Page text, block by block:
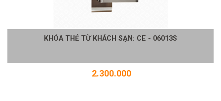
KHÓA THẺ TỪ KHÁCH SẠN: CE - 06013S
2.300.000